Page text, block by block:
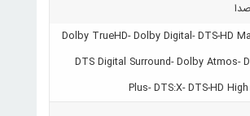
Dolby TrueHD- Dolby Digital- DTS-HD
DTS Digital Surround- Dolby Atmos-
Plus- DTS:X- DTS-HD